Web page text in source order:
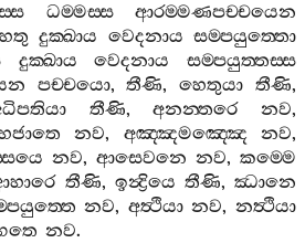
ධම‍්මස‍්ස
ආරම‍්මණපච‍්චයෙන
දුක‍්ඛාය වෙදනාය සම‍්පයුත‍්තො
දුක‍්ඛාය වෙදනාය
සම‍්පයුත‍්තස‍්ස
පච‍්චයො,තීණි,හෙතුයා තීණි,
තීණි,අනන‍්තරෙ නව,
නව, අඤ‍්ඤමඤ‍්ඤෙ නව,
නව, ආසෙවනෙ නව, කම‍්මෙ
තීණි, ඉන්‍ද්‍රියෙ තීණි,ඣානෙ
නව, අත්‍ථියා නව,නත්‍ථියා
නව.